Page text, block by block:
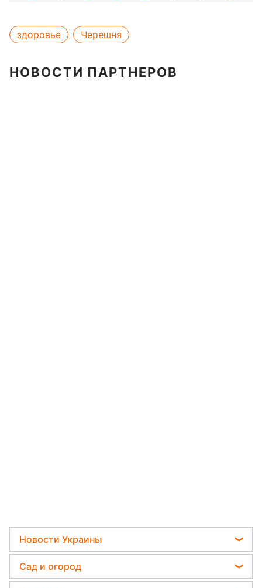
здоровье Черешня
НОВОСТИ ПАРТНЕРОВ
Новости Украины
Телеграм новости Украины
Пенсии в Украине
Сад и огород